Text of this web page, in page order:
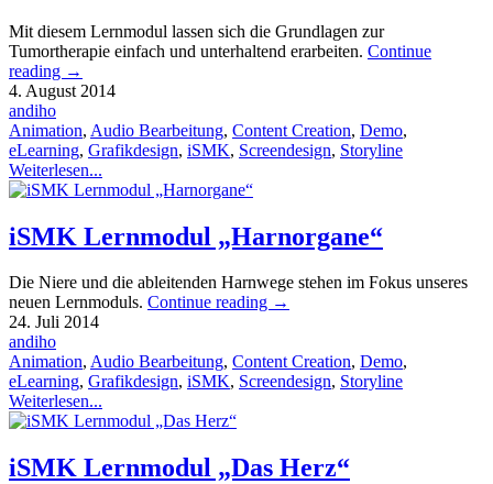
Mit diesem Lernmodul lassen sich die Grundlagen zur
Tumortherapie einfach und unterhaltend erarbeiten. Continue
reading →
4. August 2014
andiho
Animation, Audio Bearbeitung, Content Creation, Demo,
eLearning, Grafikdesign, iSMK, Screendesign, Storyline
Weiterlesen...
iSMK Lernmodul „Harnorgane“
Die Niere und die ableitenden Harnwege stehen im Fokus unseres
neuen Lernmoduls. Continue reading →
24. Juli 2014
andiho
Animation, Audio Bearbeitung, Content Creation, Demo,
eLearning, Grafikdesign, iSMK, Screendesign, Storyline
Weiterlesen...
iSMK Lernmodul „Das Herz“